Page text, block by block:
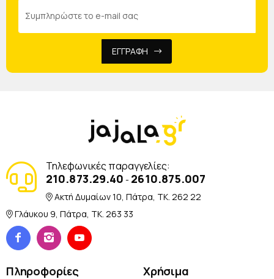
ΕΓΓΡΑΦΗ
Τηλεφωνικές παραγγελίες:
210.873.29.40 - 2610.875.007
Ακτή Δυμαίων 10, Πάτρα, TK. 262 22
Γλάυκου 9, Πάτρα, TK. 263 33
Πληροφορίες Χρήσιμα